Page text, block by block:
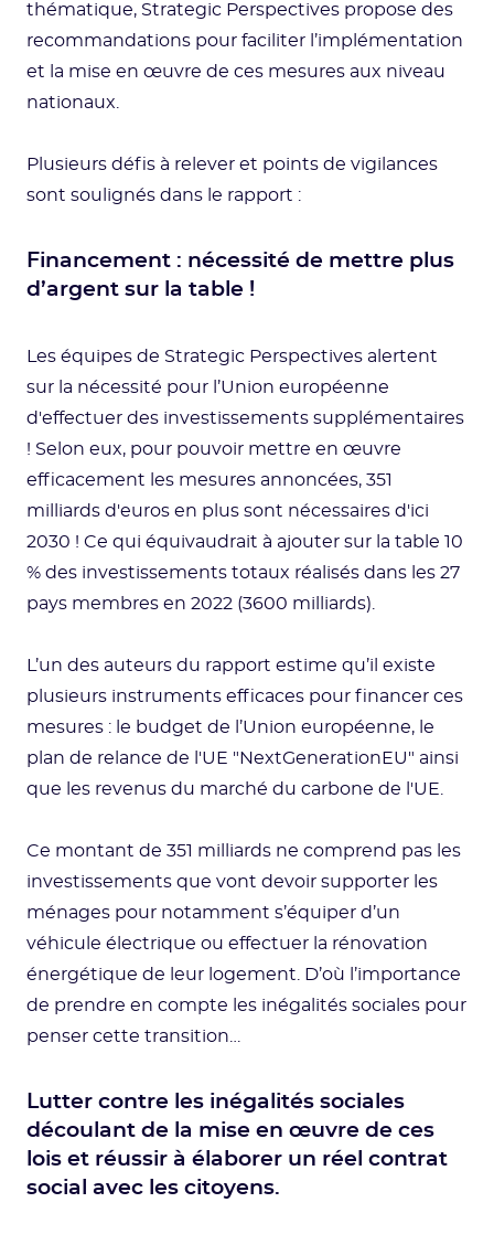
thématique, Strategic Perspectives propose des
recommandations pour faciliter l’implémentation
et la mise en œuvre de ces mesures aux niveau
nationaux.
Plusieurs défis à relever et points de vigilances
sont soulignés dans le rapport :
Financement : nécessité de mettre plus
d’argent sur la table !
Les équipes de Strategic Perspectives alertent
sur la nécessité pour l’Union européenne
d'effectuer des investissements supplémentaires
! Selon eux, pour pouvoir mettre en œuvre
efficacement les mesures annoncées, 351
milliards d'euros en plus sont nécessaires d'ici
2030 ! Ce qui équivaudrait à ajouter sur la table 10
% des investissements totaux réalisés dans les 27
pays membres en 2022 (3600 milliards).
L’un des auteurs du rapport estime qu’il existe
plusieurs instruments efficaces pour financer ces
mesures : le budget de l’Union européenne, le
plan de relance de l'UE "NextGenerationEU" ainsi
que les revenus du marché du carbone de l'UE.
Ce montant de 351 milliards ne comprend pas les
investissements que vont devoir supporter les
ménages pour notamment s’équiper d’un
véhicule électrique ou effectuer la rénovation
énergétique de leur logement. D’où l’importance
de prendre en compte les inégalités sociales pour
penser cette transition…
Lutter contre les inégalités sociales
découlant de la mise en œuvre de ces
lois et réussir à élaborer un réel contrat
social avec les citoyens.